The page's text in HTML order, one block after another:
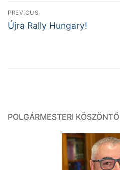
Bejegyzés
navigáció
PREVIOUS
Previous
Újra Rally Hungary!
POLGÁRMESTERI KÖSZÖNTŐ